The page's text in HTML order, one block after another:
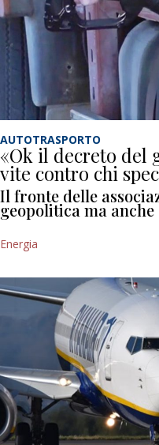
AUTOTRASPORTO
«Ok il decreto del
vite contro chi
Il fronte delle
geopolitica ma
Energia